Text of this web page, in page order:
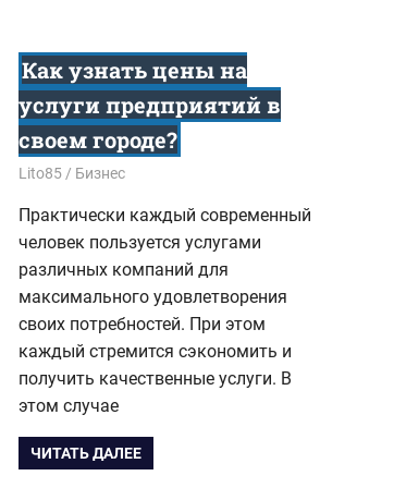
Как узнать цены на
услуги предприятий в
своем городе?
01.11.2017
Lito85 Бизнес
Практически каждый современный
человек пользуется услугами
различных компаний для
максимального удовлетворения
своих потребностей. При этом
каждый стремится сэкономить и
получить качественные услуги. В
этом случае
ЧИТАТЬ ДАЛЕЕ